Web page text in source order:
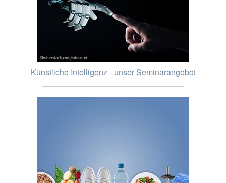
Künstliche Intelligenz - unser Seminarangebot